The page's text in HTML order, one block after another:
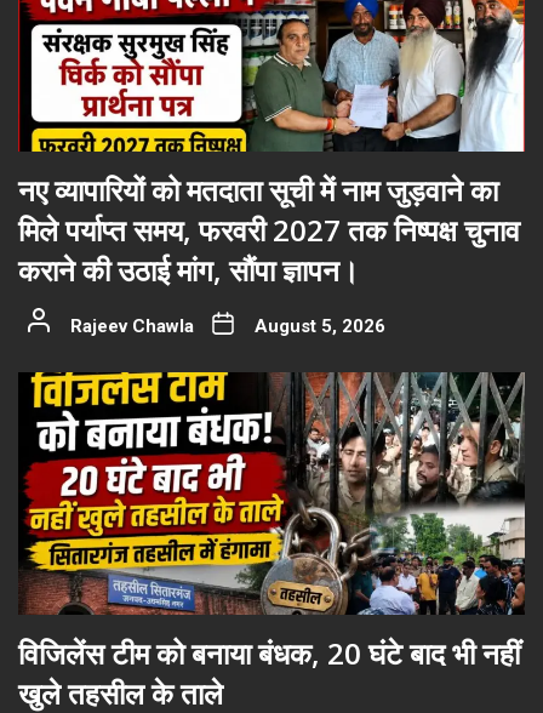
नए व्यापारियों को मतदाता सूची में नाम जुड़वाने का
मिले पर्याप्त समय, फरवरी 2027 तक निष्पक्ष चुनाव
कराने की उठाई मांग, सौंपा ज्ञापन।
Rajeev Chawla August 5, 2026
विजिलेंस टीम को बनाया बंधक, 20 घंटे बाद भी नहीं
खुले तहसील के ताले